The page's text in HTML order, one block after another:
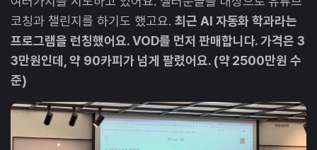
코칭과 챌린지를 하기도 했고요. 최근 AI 자동화 학과라는
프로그램을 런칭했어요. VOD를 먼저 판매합니다. 가격은 3
3만원인데, 약 90카피가 넘게 팔렸어요. (약 2500만원 수
준)